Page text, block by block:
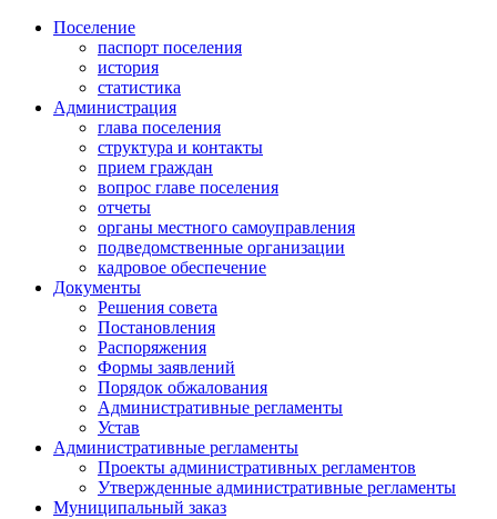
Поселение
паспорт поселения
история
статистика
Администрация
глава поселения
структура и контакты
прием граждан
вопрос главе поселения
отчеты
органы местного самоуправления
подведомственные организации
кадровое обеспечение
Документы
Решения совета
Постановления
Распоряжения
Формы заявлений
Порядок обжалования
Административные регламенты
Устав
Административные регламенты
Проекты административных регламентов
Утвержденные административные регламенты
Муниципальный заказ